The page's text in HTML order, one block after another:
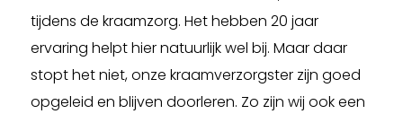
tijdens de kraamzorg. Het hebben 20 jaar
ervaring helpt hier natuurlijk wel bij. Maar daar
stopt het niet, onze kraamverzorgster zijn goed
opgeleid en blijven doorleren. Zo zijn wij ook een